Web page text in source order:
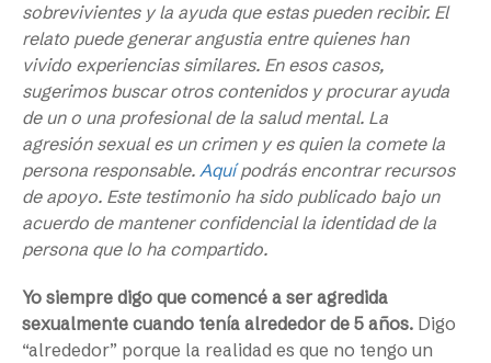
sobrevivientes y la ayuda que estas pueden recibir. El
relato puede generar angustia entre quienes han
vivido experiencias similares. En esos casos,
sugerimos buscar otros contenidos y procurar ayuda
de un o una profesional de la salud mental. La
agresión sexual es un crimen y es quien la comete la
persona responsable. Aquípodrás encontrar recursos
de apoyo. Este testimonio ha sido publicado bajo un
acuerdo de mantener confidencial la identidad de la
persona que lo ha compartido.
Yo siempre digo que comencé a ser agredida
sexualmente cuando tenía alrededor de 5 años. Digo
“alrededor” porque la realidad es que no tengo un